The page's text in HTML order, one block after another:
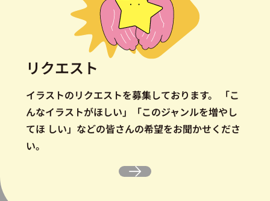
リクエスト
イラストのリクエストを募集しております。
「こ
んなイラストがほしい」「このジャンルを増やし
てほ しい」などの皆さんの希望をお聞かせくださ
い。